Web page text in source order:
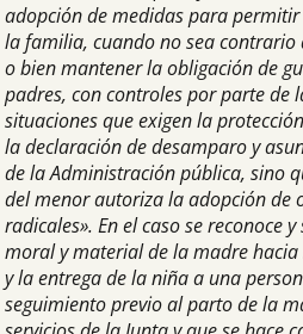
adopción de medidas para
la familia, cuando no sea contrario
o bien mantener la obligación de
padres, con controles por parte de
situaciones que exigen la
la declaración de desamparo y
de la Administración pública, sino
del menor autoriza la adopción de
radicales». En el caso se reconoce
moral y material de la madre
y la entrega de la niña a una
seguimiento previo al parto de la